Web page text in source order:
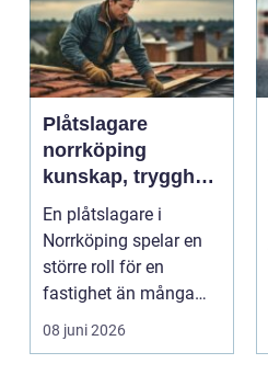
Plåtslagare
norrköping
kunskap, trygghet
och hållbara
taklösningar
En plåtslagare i
Norrköping spelar en
större roll för en
fastighet än många
tänker på. Rätt
utformad...
08 juni 2026